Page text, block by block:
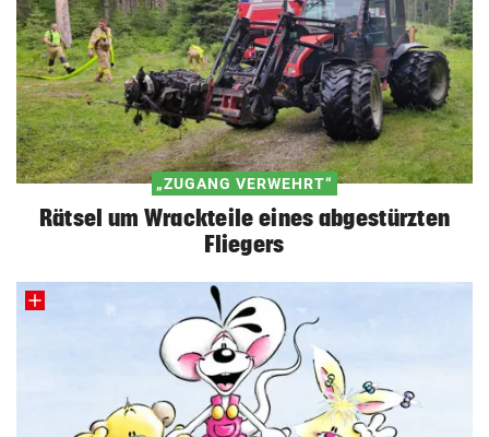
„ZUGANG VERWEHRT“
Rätsel um Wrackteile eines abgestürzten
Fliegers